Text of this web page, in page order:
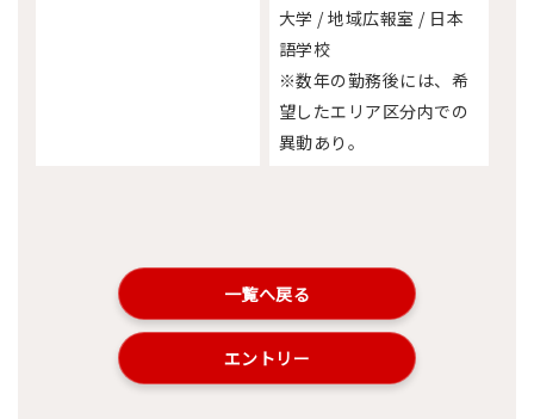
大学 / 地域広報室 / 日本
語学校
※数年の勤務後には、希
望したエリア区分内での
異動あり。
一覧へ戻る
エントリー